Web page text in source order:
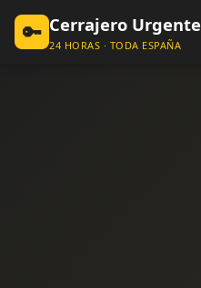
🔑 Cerrajero Urgente
24 HORAS · TODA ESPAÑA